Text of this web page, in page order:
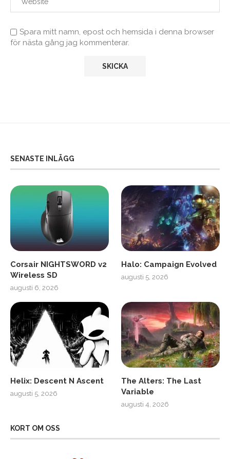
Spara mitt namn, epost och hemsida i denna browser
för nästa gång jag kommenterar.
SENASTE INLÄGG
Corsair NIGHTSWORD v2
Wireless SD
augusti 6, 2026
Halo: Campaign Evolved
augusti 5, 2026
Helix: Descent N Ascent
augusti 5, 2026
The Alters: The Last
Variable
augusti 4, 2026
KORT OM OSS